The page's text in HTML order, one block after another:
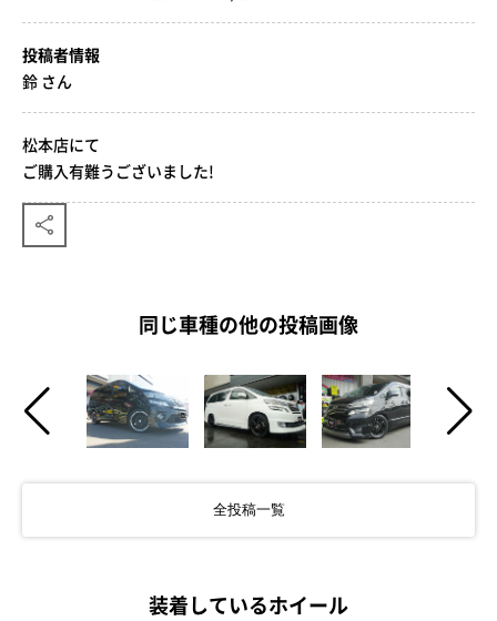
投稿者情報
鈴 さん
松本店にて
ご購入有難うございました!
同じ車種の他の投稿画像
全投稿一覧
装着しているホイール